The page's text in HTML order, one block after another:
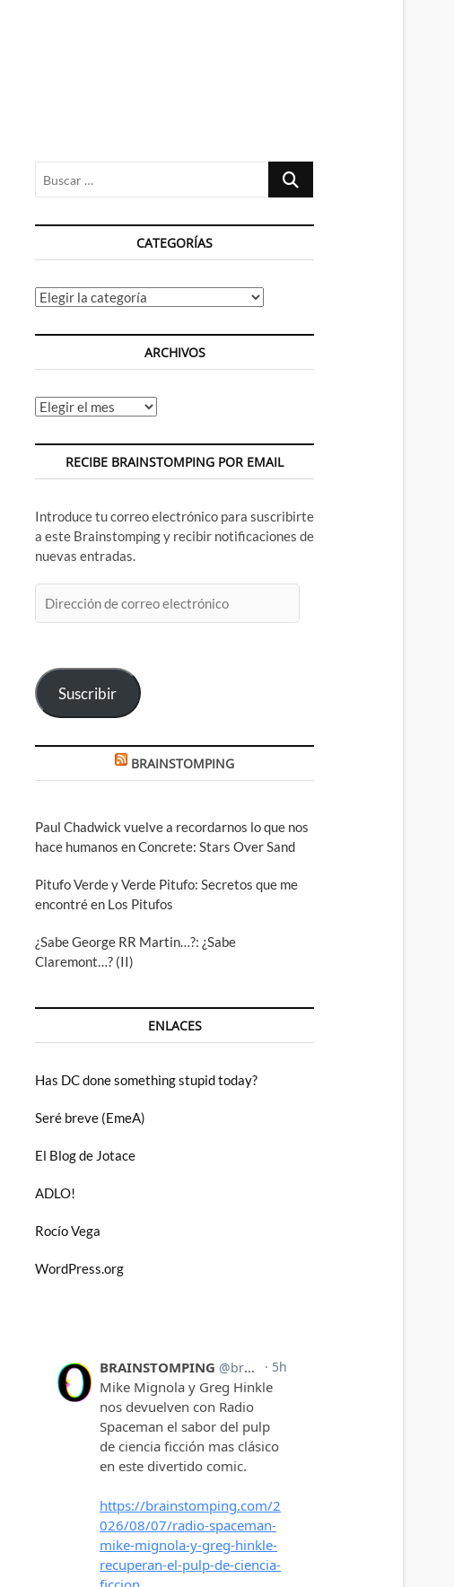
Buscar
CATEGORÍAS
Categorías
ARCHIVOS
Archivos
RECIBE BRAINSTOMPING POR EMAIL
Introduce tu correo electrónico para suscribirte
a este Brainstomping y recibir notificaciones de
nuevas entradas.
de
Suscribir
BRAINSTOMPING
Paul Chadwick vuelve a recordarnos lo que nos
hace humanos en Concrete: Stars Over Sand
Pitufo Verde y Verde Pitufo: Secretos que me
encontré en Los Pitufos
¿Sabe George RR Martin…?: ¿Sabe
Claremont…? (II)
ENLACES
Has DC done something stupid today?
Seré breve (EmeA)
El Blog de Jotace
ADLO!
Rocío Vega
WordPress.org